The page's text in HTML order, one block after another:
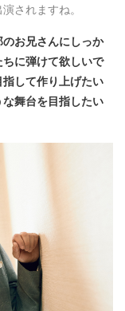
されますね。
お兄さんにしっか
に弾けて欲しいで
して作り上げたい
舞台を目指したい